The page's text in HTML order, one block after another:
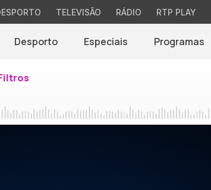
TELEVISÃO RÁDIO RTP PLAY
Desporto Especiais Programas